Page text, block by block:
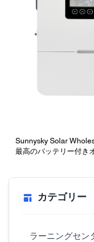
Sunnysky Solar
最高のバッテリー付き
カテゴリー
ラーニングセン